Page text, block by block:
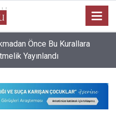
Önce Bu Kurallara
Yayınlandı